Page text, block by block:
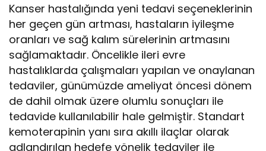
Kanser hastalığında yeni tedavi seçeneklerinin
her geçen gün artması, hastaların iyileşme
oranları ve sağ kalım sürelerinin artmasını
sağlamaktadır. Öncelikle ileri evre
hastalıklarda çalışmaları yapılan ve onaylanan
tedaviler, günümüzde ameliyat öncesi dönem
de dahil olmak üzere olumlu sonuçları ile
tedavide kullanılabilir hale gelmiştir. Standart
kemoterapinin yanı sıra akıllı ilaçlar olarak
adlandırılan hedefe yönelik tedaviler ile